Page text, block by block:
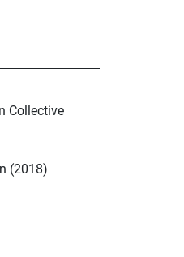
Collective
(2018)